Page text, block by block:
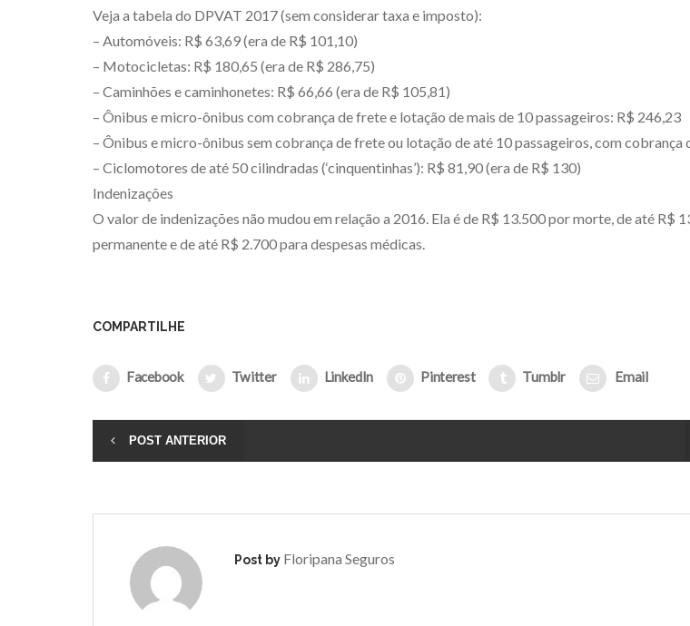
Veja a tabela do DPVAT 2017 (sem considerar taxa e imposto):
– Automóveis: R$ 63,69 (era de R$ 101,10)
– Motocicletas: R$ 180,65 (era de R$ 286,75)
– Caminhões e caminhonetes: R$ 66,66 (era de R$ 105,81)
– Ônibus e micro-ônibus com cobrança de frete e lotação de mais de 10 passageiros: R$ 246,23
– Ônibus e micro-ônibus sem cobrança de frete ou lotação de até 10 passageiros, com cobrança
– Ciclomotores de até 50 cilindradas (‘cinquentinhas’): R$ 81,90 (era de R$ 130)
Indenizações
O valor de indenizações não mudou em relação a 2016. Ela é de R$ 13.500 por morte, de até R$
permanente e de até R$ 2.700 para despesas médicas.
COMPARTILHE
Facebook Twitter LinkedIn Pinterest Tumblr Email
POST ANTERIOR
Post by Floripana Seguros